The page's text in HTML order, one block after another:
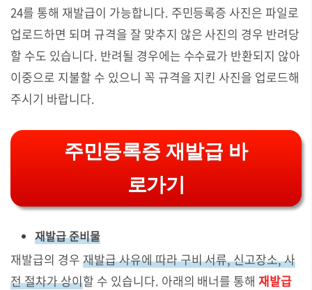
24를 통해 재발급이 가능합니다. 주민등록증 사진은 파일로
업로드하면 되며 규격을 잘 맞추지 않은 사진의 경우 반려당
할 수도 있습니다. 반려될 경우에는 수수료가 반환되지 않아
이중으로 지불할 수 있으니 꼭 규격을 지킨 사진을 업로드해
주시기 바랍니다.
주민등록증 재발급 바
로가기
재발급 준비물
재발급의 경우 재발급 사유에 따라 구비 서류, 신고장소, 사
전 절차가 상이할 수 있습니다. 아래의 배너를 통해재발급